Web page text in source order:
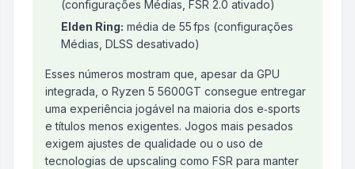
(configurações Médias, FSR 2.0 ativado)
Elden Ring: média de 55 fps (configurações
Médias, DLSS desativado)
Esses números mostram que, apesar da GPU
integrada, o Ryzen 5 5600GT consegue entregar
uma experiência jogável na maioria dos e‑sports
e títulos menos exigentes. Jogos mais pesados
exigem ajustes de qualidade ou o uso de
tecnologias de upscaling como FSR para manter